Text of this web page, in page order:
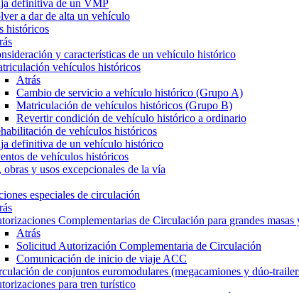
definitiva de un VMP
a dar de alta un vehículo
históricos
y características de un vehículo histórico
vehículos históricos
Atrás
Cambio de servicio a vehículo histórico (Grupo A)
Matriculación de vehículos históricos (Grupo B)
Revertir condición de vehículo histórico a ordinario
de vehículos históricos
definitiva de un vehículo histórico
de vehículos históricos
y usos excepcionales de la vía
especiales de circulación
Complementarias de Circulación para grandes masas
Atrás
Solicitud Autorización Complementaria de Circulación
Comunicación de inicio de viaje ACC
de conjuntos euromodulares (megacamiones y dúo-
para tren turístico